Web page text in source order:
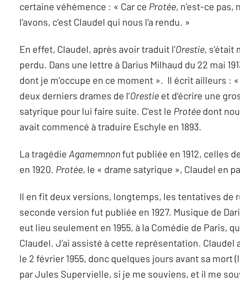
certaine véhémence : « Car ce Protée, n’est-ce pas,
l’avons, c’est Claudel qui nous l’a rendu. »
En effet, Claudel, après avoir traduit l’Orestie, s’était
perdu. Dans une lettre à Darius Milhaud du 22 mai
dont je m’occupe en ce moment ». Il écrit ailleurs :
deux derniers drames de l’Orestieet d’écrire une
satyrique pour lui faire suite. C’est le Protéedont
avait commencé à traduire Eschyle en 1893.
La tragédie Agamemnonfut publiée en 1912, celles
en 1920. Protée, le « drame satyrique », Claudel en
Il en fit deux versions, longtemps, les tentatives de
seconde version fut publiée en 1927. Musique de
eut lieu seulement en 1955, à la Comédie de Paris,
Claudel. J’ai assisté à cette représentation.
le 2 février 1955, donc quelques jours avant sa mort
par Jules Supervielle, si je me souviens, et il me